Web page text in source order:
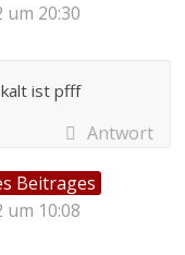
um 20:30
ist pfff
Antwort
Beitrages
um 10:08